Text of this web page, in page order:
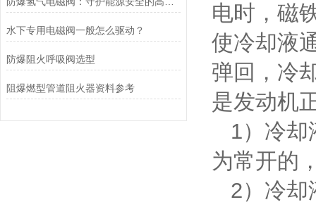
水下专用电磁阀一般怎么驱动？
防爆阻火呼吸阀选型
阻爆燃型管道阻火器资料参考
电时，磁
使冷却液
弹回，冷
是发动机
1）冷却
为常开的
2）冷却